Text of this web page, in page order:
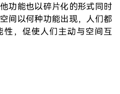
功能也以碎片化的形式同时
间以何种功能出现，人们都
，促使人们主动与空间互